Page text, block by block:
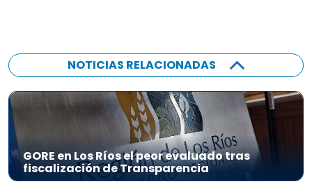
NOTICIAS RELACIONADAS
GORE en Los Ríos el peor evaluado tras
fiscalización de Transparencia